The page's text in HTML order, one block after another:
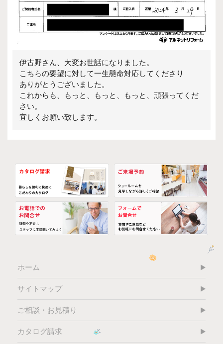
伊古野さん、大変お世話になりました。
こちらの要望に対して一生懸命対応してくださり
ありがとうございました。
これからも、もっと、もっと、もっと、頑張ってくだ
さい。
宜しくお願い致します。
ホーム
サイトマップ
ご相談・お見積り
カタログ請求